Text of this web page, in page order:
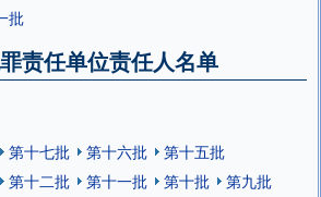
批
责任单位责任人名单
第十七批 第十六批
第十五批
第十二批 第十一批 第十批
第九批